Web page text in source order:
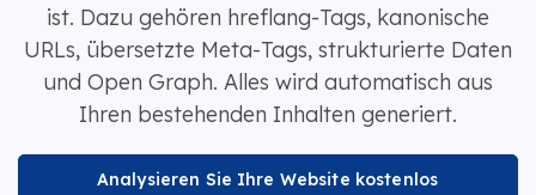
ist. Dazu gehören hreflang-Tags, kanonische
URLs, übersetzte Meta-Tags, strukturierte Daten
und Open Graph. Alles wird automatisch aus
Ihren bestehenden Inhalten generiert.
Analysieren Sie Ihre Website kostenlos